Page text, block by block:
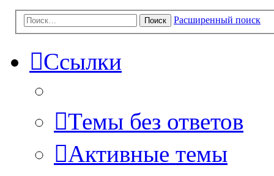
Поиск Расширенный поиск
Ссылки
Темы без ответов
Активные темы